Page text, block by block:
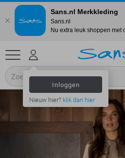
Inloggen
Nieuw hier? klik dan hier
Sans.nl Merkkleding
Sans.nl
Nu extra leuk shoppen met